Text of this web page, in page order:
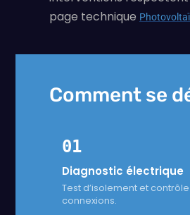
page technique
Comment se
01
Diagnostic électrique
Test d’isolement et
connexions.